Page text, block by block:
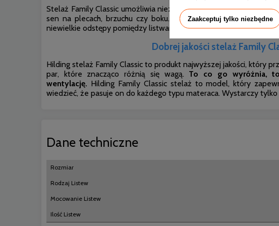
Stelaż Family Classic umożliwia nieznaczny ruch we własnej osi.
sen na plecach, brzuchu czy boku.
W części lędźwiowej na
niewielkie odstępy pomiędzy listwami, które nie blokują dostępu
Dobrej jakości stelaż Family
Hilding stelaż Family Classic to produkt najwyższej jakości, który
par, które znacząco różnią się wagą. To co go wyróżnia,
wentylację. Hilding Family Classic stelaż to model, który
wiedzieć, że pasuje on do każdego typu materaca. Wystarczy
Dane techniczne
Rozmiar
Rodzaj Listew
Mocowanie Listew
Ilość Listew
Zaakceptuj tylko niezbędne